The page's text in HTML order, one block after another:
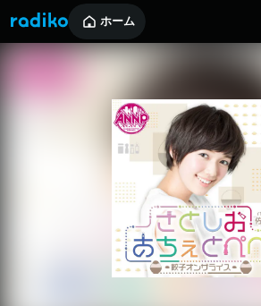
ホーム